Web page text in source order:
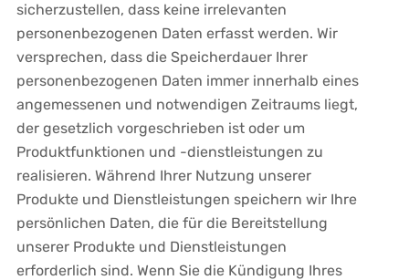
sicherzustellen, dass keine irrelevanten
personenbezogenen Daten erfasst werden. Wir
versprechen, dass die Speicherdauer Ihrer
personenbezogenen Daten immer innerhalb eines
angemessenen und notwendigen Zeitraums liegt,
der gesetzlich vorgeschrieben ist oder um
Produktfunktionen und -dienstleistungen zu
realisieren. Während Ihrer Nutzung unserer
Produkte und Dienstleistungen speichern wir Ihre
persönlichen Daten, die für die Bereitstellung
unserer Produkte und Dienstleistungen
erforderlich sind. Wenn Sie die Kündigung Ihres